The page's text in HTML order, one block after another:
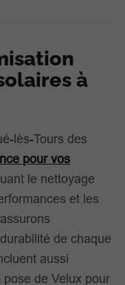
à
lès-Tours des
pour vos
le nettoyage
et les
de chaque
aussi
pose de Velux pour